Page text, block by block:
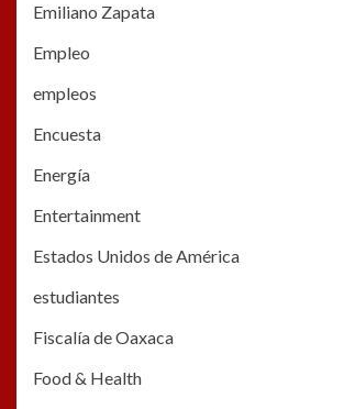
Emiliano Zapata
Empleo
empleos
Encuesta
Energía
Entertainment
Estados Unidos de América
estudiantes
Fiscalía de Oaxaca
Food & Health